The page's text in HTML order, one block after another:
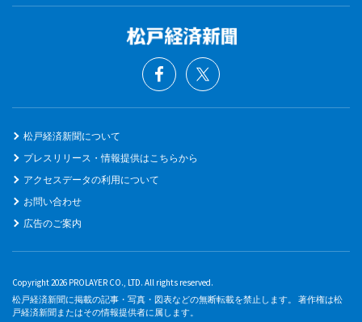
松戸経済新聞について
プレスリリース・情報提供はこちらから
アクセスデータの利用について
お問い合わせ
広告のご案内
Copyright 2026 PROLAYER CO., LTD. All rights reserved.
松戸経済新聞に掲載の記事・写真・図表などの無断転載を禁止します。 著作権は松
戸経済新聞またはその情報提供者に属します。